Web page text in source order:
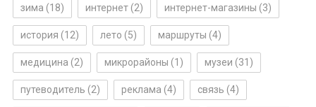
зима (18) интернет(2) интернет-магазины (3)
история (12) лето (5) маршруты (4)
медицина (2) микрорайоны (1) музеи (31)
путеводитель (2) реклама (4) связь (4)